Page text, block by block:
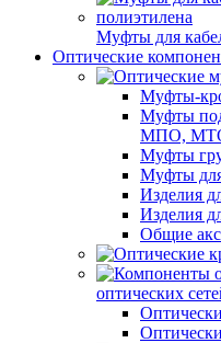
Муфты для
Оптические
Муфты-
Муфты
МПО,
Муфты
Муфты
Изделия
Изделия
Общие
оптических